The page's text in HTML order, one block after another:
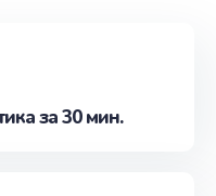
за 30 мин.